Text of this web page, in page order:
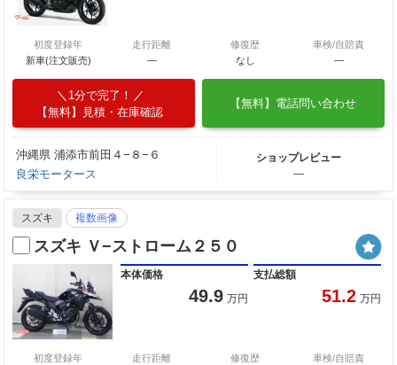
初度登録年
新車(注文販売)
走行距離
―
修復歴
なし
車検/自賠責
―
1分で完了！
【無料】見積・在庫確認
【無料】電話問い合わせ
沖縄県 浦添市前田４−８−６
良栄モータース
ショップレビュー
―
スズキ 複数画像
スズキ Ｖ−ストローム２５０
本体価格
49.9 万円
支払総額
51.2 万円
初度登録年
走行距離
修復歴
車検/自賠責